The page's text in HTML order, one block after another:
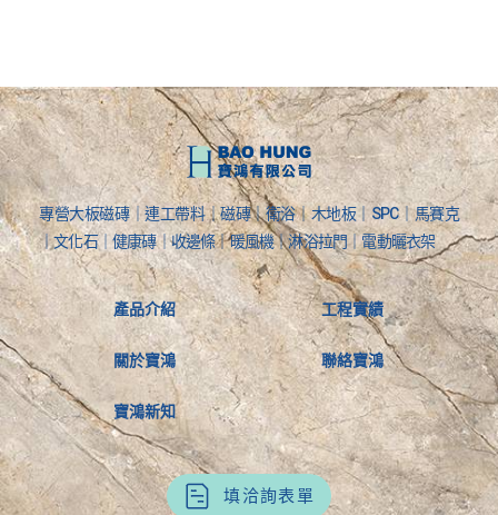
專營大板磁磚｜連工帶料｜磁磚｜衛浴｜木地板｜SPC｜馬賽克
｜文化石｜健康磚｜收邊條｜暖風機｜淋浴拉門｜電動曬衣架
產品介紹
關於寶鴻
寶鴻新知
工程實績
聯絡寶鴻
填洽詢表單